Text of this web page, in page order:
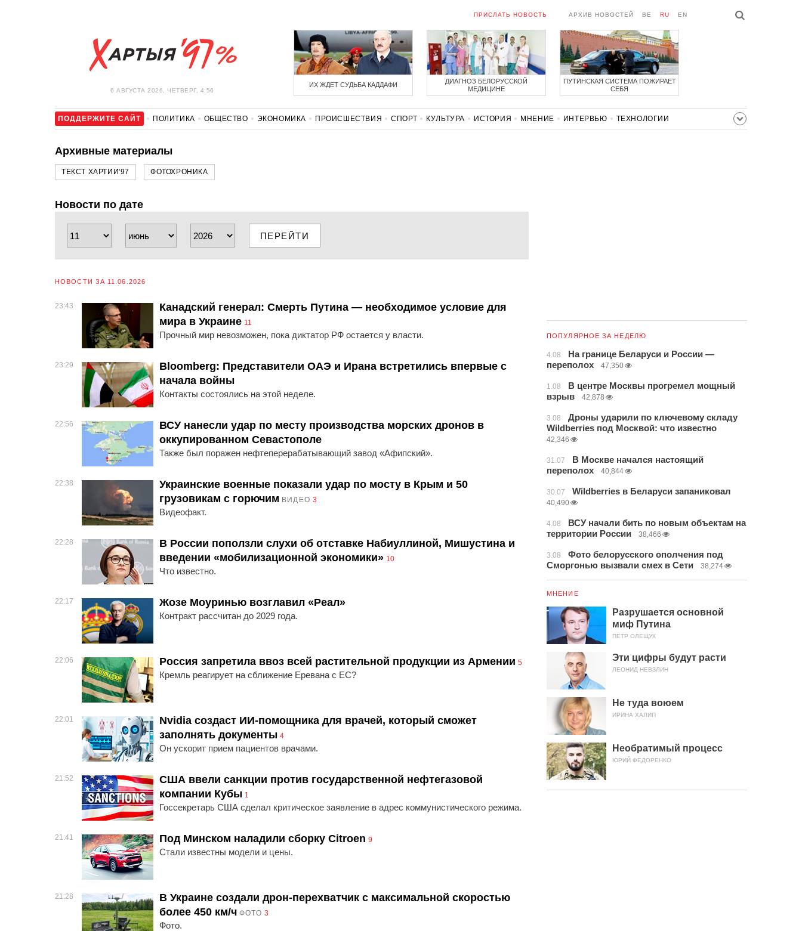
6 АВГУСТА 2026, ЧЕТВЕРГ, 4:56
ПРИСЛАТЬ НОВОСТЬ АРХИВ НОВОСТЕЙ BE RU EN
ИХ ЖДЕТ СУДЬБА КАДДАФИ
ДИАГНОЗ БЕЛОРУССКОЙ
МЕДИЦИНЕ
ПУТИНСКАЯ СИСТЕМА ПОЖИРАЕТ
СЕБЯ
ПОДДЕРЖИТЕ САЙТ ПОЛИТИКА ОБЩЕСТВО ЭКОНОМИКА ПРОИСШЕСТВИЯ СПОРТ КУЛЬТУРА ИСТОРИЯ МНЕНИЕ ИНТЕРВЬЮ
ТЕХНОЛОГИИ
Архивные материалы
ТЕКСТ ХАРТИИ'97 ФОТОХРОНИКА
Новости по дате
ПЕРЕЙТИ
НОВОСТИ ЗА 11.06.2026
23:43
Канадский генерал: Смерть Путина — необходимое условие для
мира в Украине 11
Прочный мир невозможен, пока диктатор РФ остается у власти.
23:29
Bloomberg: Представители ОАЭ и Ирана встретились впервые с
начала войны
Контакты состоялись на этой неделе.
22:56
ВСУ нанесли удар по месту производства морских дронов в
оккупированном Севастополе
Также был поражен нефтеперерабатывающий завод «Афипский».
22:38
Украинские военные показали удар по мосту в Крым и 50
грузовикам с горючим ВИДЕО 3
Видеофакт.
22:28
В России поползли слухи об отставке Набиуллиной, Мишустина и
введении «мобилизационной экономики» 10
Что известно.
22:17 Жозе Моуринью возглавил «Реал»
Контракт рассчитан до 2029 года.
22:06 Россия запретила ввоз всей растительной продукции из Армении 5
Кремль реагирует на сближение Еревана с ЕС?
22:01
Nvidia создаст ИИ-помощника для врачей, который сможет
заполнять документы 4
Он ускорит прием пациентов врачами.
21:52
США ввели санкции против государственной нефтегазовой
компании Кубы 1
Госсекретарь США сделал критическое заявление в адрес коммунистического режима.
21:41 Под Минском наладили сборку Citroen 9
Стали известны модели и цены.
21:28
В Украине создали дрон-перехватчик с максимальной скоростью
более 450 км/ч ФОТО 3
Фото.
ПОПУЛЯРНОЕ ЗА НЕДЕЛЮ
4.08
На границе Беларуси и России —
переполох
47,350
1.08
В центре Москвы прогремел мощный
взрыв
42,878
3.08
Дроны ударили по ключевому складу
Wildberries под Москвой: что известно
42,346
31.07
В Москве начался настоящий
переполох
40,844
30.07 Wildberries в Беларуси запаниковал
40,490
4.08
ВСУ начали бить по новым объектам на
территории России
38,466
3.08
Фото белорусского ополчения под
Сморгонью вызвали смех в Сети
38,274
МНЕНИЕ
Разрушается основной
миф Путина
ПЕТР ОЛЕЩУК
Эти цифры будут расти
ЛЕОНИД НЕВЗЛИН
Не туда воюем
ИРИНА ХАЛИП
Необратимый процесс
ЮРИЙ ФЕДОРЕНКО